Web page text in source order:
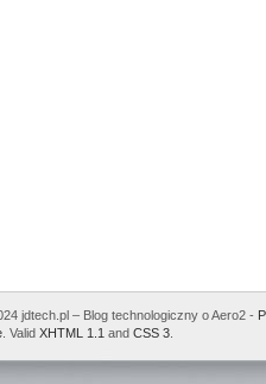
jdtech.pl – Blog technologiczny o Aero2 -
. Valid XHTML 1.1 and CSS 3